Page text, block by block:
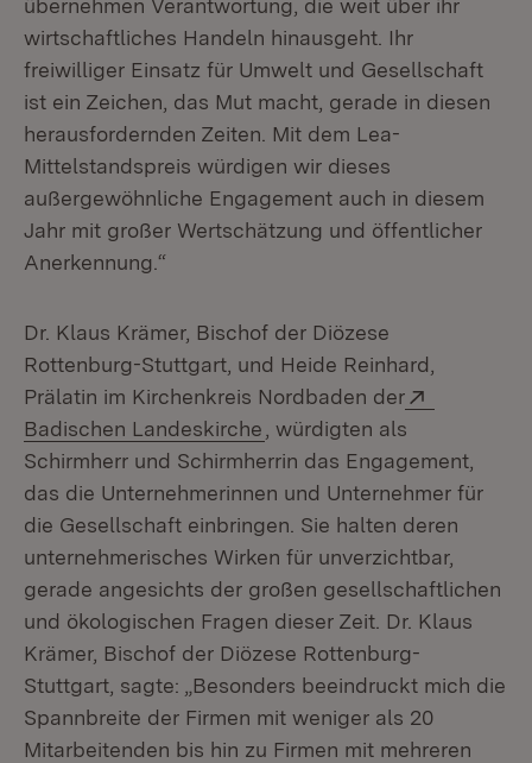
übernehmen Verantwortung, die weit über ihr
wirtschaftliches Handeln hinausgeht. Ihr
freiwilliger Einsatz für Umwelt und Gesellschaft
ist ein Zeichen, das Mut macht, gerade in diesen
herausfordernden Zeiten. Mit dem Lea-
Mittelstandspreis würdigen wir dieses
außergewöhnliche Engagement auch in diesem
Jahr mit großer Wertschätzung und öffentlicher
Anerkennung.“
Dr. Klaus Krämer, Bischof der Diözese
Rottenburg-Stuttgart, und Heide Reinhard,
Prälatin im Kirchenkreis Nordbaden der
Badischen Landeskirche (Öffnet in neuem Fenster)
, würdigten als
Schirmherr und Schirmherrin das Engagement,
das die Unternehmerinnen und Unternehmer für
die Gesellschaft einbringen. Sie halten deren
unternehmerisches Wirken für unverzichtbar,
gerade angesichts der großen gesellschaftlichen
und ökologischen Fragen dieser Zeit. Dr. Klaus
Krämer, Bischof der Diözese Rottenburg-
Stuttgart, sagte: „Besonders beeindruckt mich die
Spannbreite der Firmen mit weniger als 20
Mitarbeitenden bis hin zu Firmen mit mehreren